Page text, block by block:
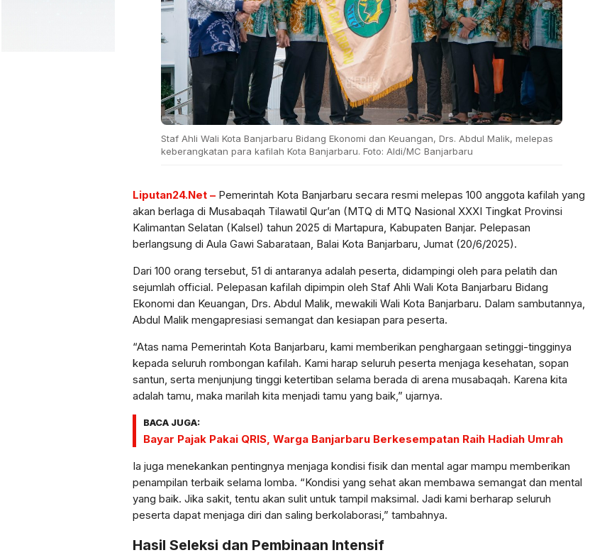
Staf Ahli Wali Kota Banjarbaru Bidang Ekonomi dan Keuangan, Drs. Abdul Malik, melepas
keberangkatan para kafilah Kota Banjarbaru. Foto: Aldi/MC Banjarbaru
Liputan24.Net – Pemerintah Kota Banjarbaru secara resmi melepas 100 anggota kafilah yang
akan berlaga di Musabaqah Tilawatil Qur’an (MTQ di MTQ Nasional XXXI Tingkat Provinsi
Kalimantan Selatan (Kalsel) tahun 2025 di Martapura, Kabupaten Banjar. Pelepasan
berlangsung di Aula Gawi Sabarataan, Balai Kota Banjarbaru, Jumat (20/6/2025).
Dari 100 orang tersebut, 51 di antaranya adalah peserta, didampingi oleh para pelatih dan
sejumlah official. Pelepasan kafilah dipimpin oleh Staf Ahli Wali Kota Banjarbaru Bidang
Ekonomi dan Keuangan, Drs. Abdul Malik, mewakili Wali Kota Banjarbaru. Dalam sambutannya,
Abdul Malik mengapresiasi semangat dan kesiapan para peserta.
“Atas nama Pemerintah Kota Banjarbaru, kami memberikan penghargaan setinggi-tingginya
kepada seluruh rombongan kafilah. Kami harap seluruh peserta menjaga kesehatan, sopan
santun, serta menjunjung tinggi ketertiban selama berada di arena musabaqah. Karena kita
adalah tamu, maka marilah kita menjadi tamu yang baik,” ujarnya.
BACA JUGA:
Bayar Pajak Pakai QRIS, Warga Banjarbaru Berkesempatan Raih Hadiah Umrah
Ia juga menekankan pentingnya menjaga kondisi fisik dan mental agar mampu memberikan
penampilan terbaik selama lomba. “Kondisi yang sehat akan membawa semangat dan mental
yang baik. Jika sakit, tentu akan sulit untuk tampil maksimal. Jadi kami berharap seluruh
peserta dapat menjaga diri dan saling berkolaborasi,” tambahnya.
Hasil Seleksi dan Pembinaan Intensif